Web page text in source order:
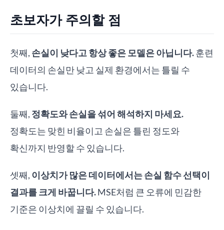
초보자가 주의할 점
첫째, 손실이 낮다고 항상 좋은 모델은 아닙니다.훈련
데이터의 손실만 낮고 실제 환경에서는 틀릴 수
있습니다.
둘째, 정확도와 손실을 섞어 해석하지 마세요.
정확도는 맞힌 비율이고 손실은 틀린 정도와
확신까지 반영할 수 있습니다.
셋째, 이상치가 많은 데이터에서는 손실 함수 선택이
결과를 크게 바꿉니다.MSE처럼 큰 오류에 민감한
기준은 이상치에 끌릴 수 있습니다.